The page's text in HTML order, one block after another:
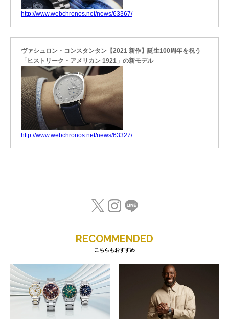
http://www.webchronos.net/news/63367/
ヴァシュロン・コンスタンタン【2021 新作】誕生100周年を祝う
「ヒストリーク・アメリカン 1921」の新モデル
http://www.webchronos.net/news/63327/
RECOMMENDED
こちらもおすすめ